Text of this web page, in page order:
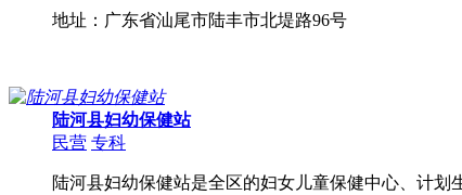
地址：广东省汕尾市陆丰市北堤路96号
陆河县妇幼保健站
民营 专科
陆河县妇幼保健站是全区的妇女儿童保健中心、计